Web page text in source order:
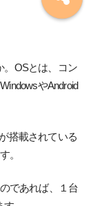
。OSとは、コン
やAndroid
搭載されている
。
であれば、１台